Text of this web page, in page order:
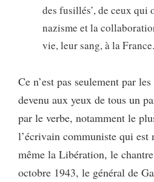
des fusillés’, de ceux qui
nazisme et la
vie, leur sang, à la France.
Ce n’est pas seulement par
devenu aux yeux de tous un
par le verbe, notamment le
l’écrivain communiste qui est
même la Libération, le
octobre 1943, le général de